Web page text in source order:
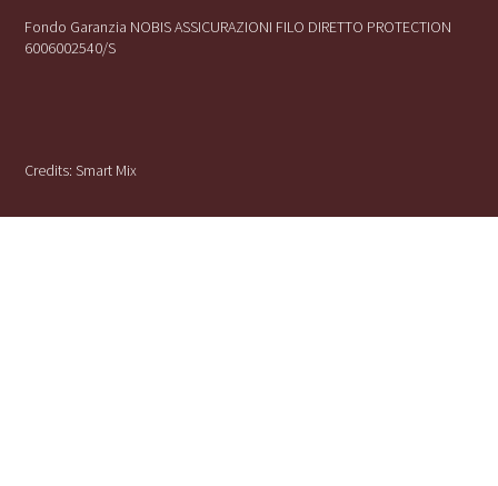
Fondo Garanzia NOBIS ASSICURAZIONI FILO DIRETTO PROTECTION
6006002540/S
Credits:Smart Mix